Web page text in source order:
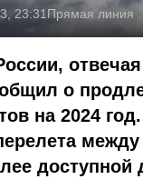
23:31 Прямая линия
о
на 2024
доступной